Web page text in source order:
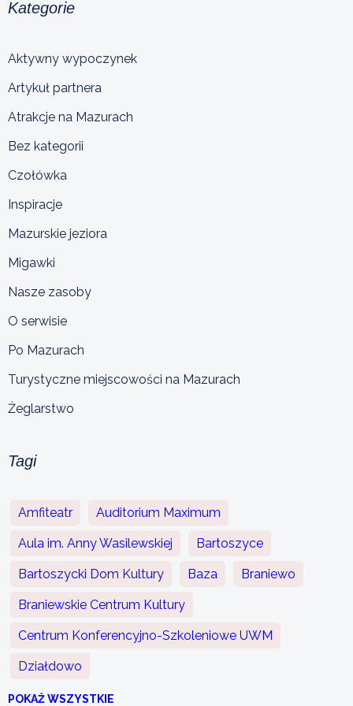
Kategorie
Aktywny wypoczynek
Artykuł partnera
Atrakcje na Mazurach
Bez kategorii
Czołówka
Inspiracje
Mazurskie jeziora
Migawki
Nasze zasoby
O serwisie
Po Mazurach
Turystyczne miejscowości na Mazurach
Żeglarstwo
Tagi
Amfiteatr Auditorium Maximum
Aula im. Anny Wasilewskiej Bartoszyce
Bartoszycki Dom Kultury Baza Braniewo
Braniewskie Centrum Kultury
Centrum Konferencyjno-Szkoleniowe UWM
Działdowo
POKAŻ WSZYSTKIE